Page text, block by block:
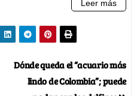
Dónde queda el “acuario más
lindo de Colombia”; puede